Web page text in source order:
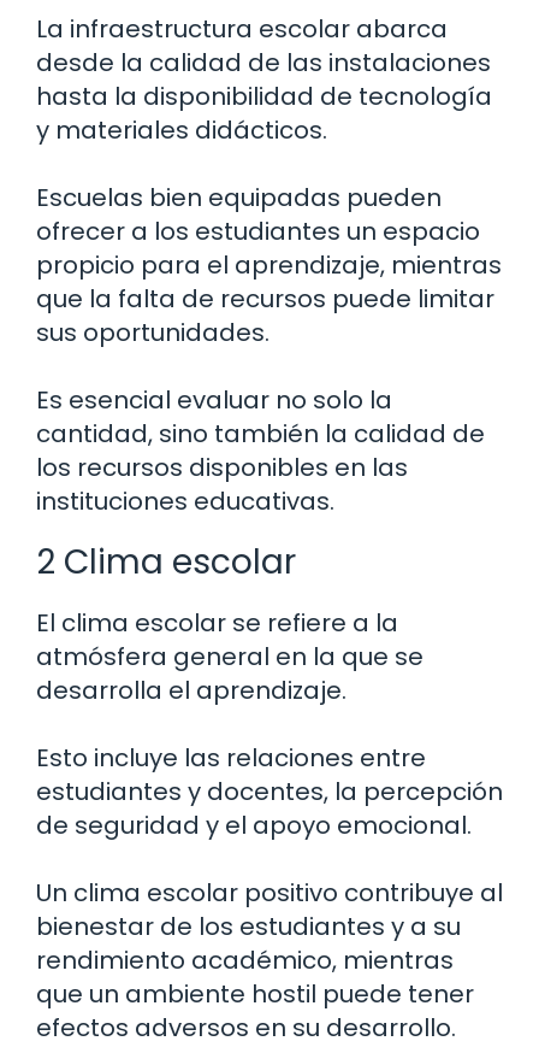
La infraestructura escolar abarca
desde la calidad de las instalaciones
hasta la disponibilidad de tecnología
y materiales didácticos.
Escuelas bien equipadas pueden
ofrecer a los estudiantes un espacio
propicio para el aprendizaje, mientras
que la falta de recursos puede limitar
sus oportunidades.
Es esencial evaluar no solo la
cantidad, sino también la calidad de
los recursos disponibles en las
instituciones educativas.
2 Clima escolar
El clima escolar se refiere a la
atmósfera general en la que se
desarrolla el aprendizaje.
Esto incluye las relaciones entre
estudiantes y docentes, la percepción
de seguridad y el apoyo emocional.
Un clima escolar positivo contribuye al
bienestar de los estudiantes y a su
rendimiento académico, mientras
que un ambiente hostil puede tener
efectos adversos en su desarrollo.